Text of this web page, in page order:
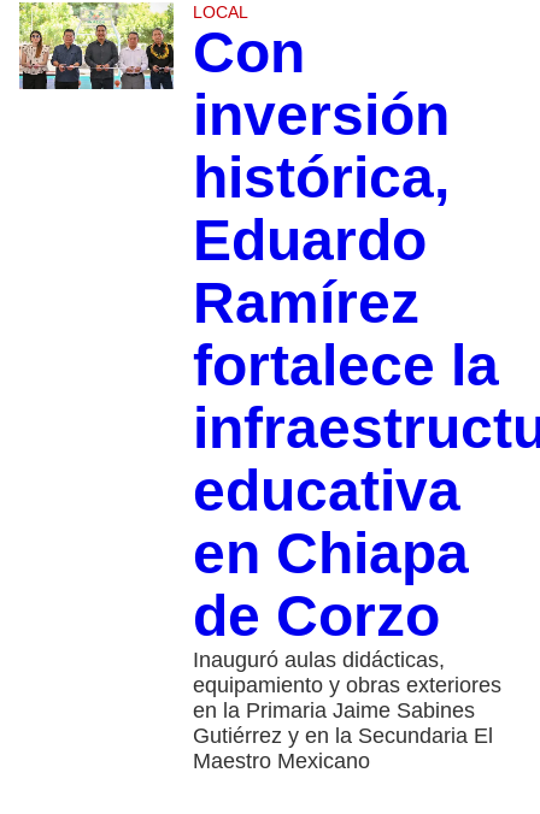
LOCAL
Con
inversión
histórica,
Eduardo
Ramírez
fortalece la
educativa
en Chiapa
de Corzo
Inauguró aulas didácticas,
equipamiento y obras exteriores
en la Primaria Jaime Sabines
Gutiérrez y en la Secundaria El
Maestro Mexicano